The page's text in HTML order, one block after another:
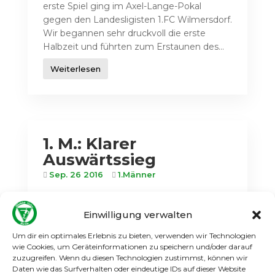
Einwilligung verwalten
Um dir ein optimales Erlebnis zu bieten, verwenden wir Technologien
wie Cookies, um Geräteinformationen zu speichern und/oder darauf
zuzugreifen. Wenn du diesen Technologien zustimmst, können wir
Daten wie das Surfverhalten oder eindeutige IDs auf dieser Website
erste Spiel ging im Axel-Lange-Pokal
gegen den Landesligisten 1.FC Wilmersdorf.
Wir begannen sehr druckvoll die erste
Halbzeit und führten zum Erstaunen des...
Weiterlesen
1. M.: Klarer
Auswärtssieg
Sep. 26 2016 1.Männer
gewann Gatow die Auswärtsbegegnung
hochverdient mit 5:0. Die Treffer erzielten
Benny Dowall (2), Thobbe Teschendorf und
Gino Hofmeister. Hinzu kam ein Eigentor